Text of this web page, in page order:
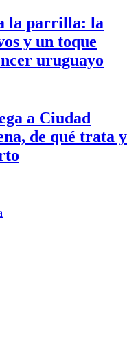
la parrilla: la
y un toque
uruguayo
a Ciudad
de qué trata y